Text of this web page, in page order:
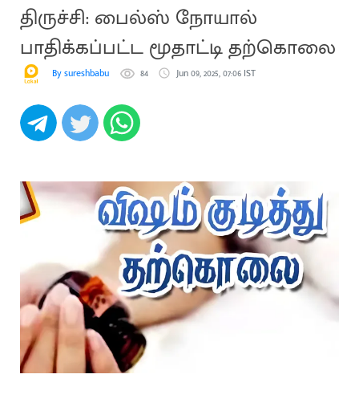
திருச்சி: பைல்ஸ் நோயால்
பாதிக்கப்பட்ட மூதாட்டி தற்கொலை
By sureshbabu 84 Jun 09, 2025, 07:06 IST